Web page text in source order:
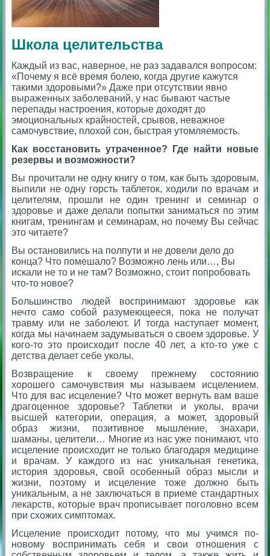
Школа целительства
Каждый из вас, наверное, не раз задавался вопросом:
«Почему я всё время болею, когда другие кажутся
такими здоровыми?» Даже при отсутствии явно
выраженных заболеваний, у нас бывают частые
перепады настроения, которые доходят до
эмоциональных крайностей, срывов, неважное
самочувствие, плохой сон, быстрая утомляемость.
Как восстановить утраченное? Где найти новые
резервы и возможности?
Вы прочитали не одну книгу о том, как быть здоровым,
выпили не одну горсть таблеток, ходили по врачам и
целителям, прошли не один тренинг и семинар о
здоровье и даже делали попытки заниматься по этим
книгам, тренингам и семинарам, но почему Вы сейчас
это читаете?
Вы остановились на полпути и не довели дело до
конца? Что помешало? Возможно лень или…, Вы
искали не то и не там? Возможно, стоит попробовать
что-то новое?
Большинство людей воспринимают здоровье как
нечто само собой разумеющееся, пока не получат
травму или не заболеют. И тогда наступает момент,
когда мы начинаем задумываться о своем здоровье. У
кого-то это происходит после 40 лет, а кто-то уже с
детства делает себе уколы.
Возвращение к своему прежнему состоянию
хорошего самочувствия мы называем исцелением.
Что для вас исцеление? Что может вернуть вам ваше
драгоценное здоровье? Таблетки и уколы, врачи
высшей категории, операция, а может, здоровый
образ жизни, позитивное мышление, знахари,
шаманы, целители… Многие из нас уже понимают, что
исцеление происходит не только благодаря медицине
и врачам. У каждого из нас уникальная генетика,
история здоровья, свой особенный образ мысли и
жизни, поэтому и исцеление тоже должно быть
уникальным, а не заключаться в приеме стандартных
лекарств, которые врач прописывает поголовно всем
при схожих симптомах.
Исцеление происходит потому, что мы учимся по-
новому воспринимать себя и свои отношения с